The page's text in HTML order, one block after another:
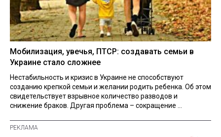
Мобилизация, увечья, ПТСР: создавать семьи в
Украине стало сложнее
Нестабильность и кризис в Украине не способствуют
созданию крепкой семьи и желании родить ребенка. Об этом
свидетельствует взрывное количество разводов и
снижение браков. Другая проблема – сокращение ...